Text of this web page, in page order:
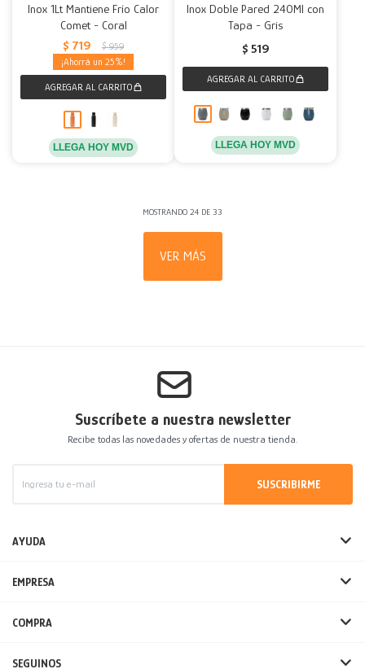
Inox 1Lt Mantiene Frío Calor
Comet - Coral
$ 719 $ 959
25
LLEGA HOY MVD
Inox Doble Pared 240Ml con
Tapa - Gris
$ 519
LLEGA HOY MVD
MOSTRANDO 24 DE 33
VER MÁS
Suscríbete a nuestra newsletter
Recibe todas las novedades y ofertas de nuestra tienda.
SUSCRIBIRME
AYUDA
EMPRESA
COMPRA
SEGUINOS